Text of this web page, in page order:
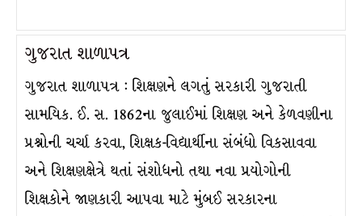
ગુજરાત શાળાપત્ર
ગુજરાત શાળાપત્ર : શિક્ષણને લગતું સરકારી ગુજરાતી
સામયિક. ઈ. સ. 1862ના જુલાઈમાં શિક્ષણ અને કેળવણીના
પ્રશ્નોની ચર્ચા કરવા, શિક્ષક-વિદ્યાર્થીના સંબંધો વિકસાવવા
અને શિક્ષણક્ષેત્રે થતાં સંશોધનો તથા નવા પ્રયોગોની
શિક્ષકોને જાણકારી આપવા માટે મુંબઈ સરકારના